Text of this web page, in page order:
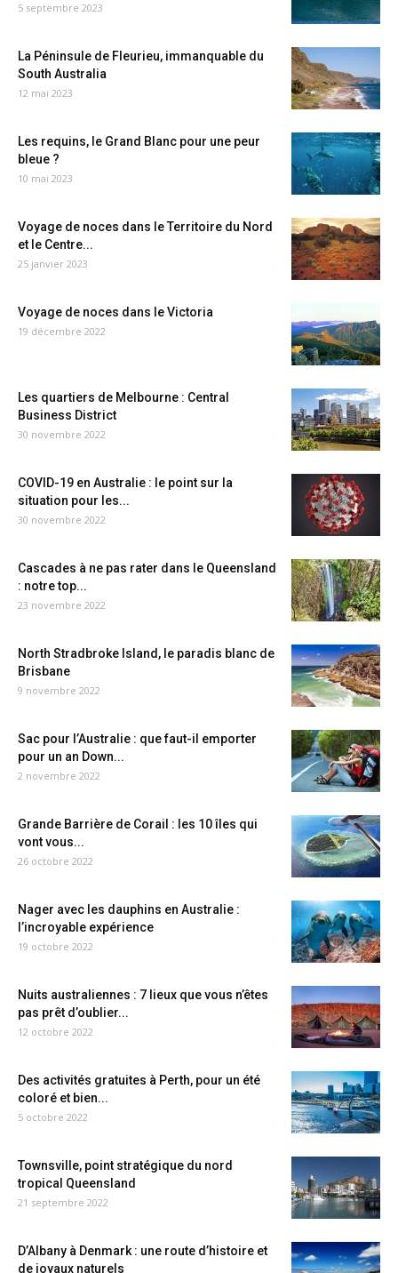
5 septembre 2023
La Péninsule de Fleurieu, immanquable du
South Australia
12 mai 2023
Les requins, le Grand Blanc pour une peur
bleue ?
10 mai 2023
Voyage de noces dans le Territoire du Nord
et le Centre...
25 janvier 2023
Voyage de noces dans le Victoria
19 décembre 2022
Les quartiers de Melbourne : Central
Business District
30 novembre 2022
COVID-19 en Australie : le point sur la
situation pour les...
30 novembre 2022
Cascades à ne pas rater dans le Queensland
: notre top...
23 novembre 2022
North Stradbroke Island, le paradis blanc de
Brisbane
9 novembre 2022
Sac pour l’Australie : que faut-il emporter
pour un an Down...
2 novembre 2022
Grande Barrière de Corail : les 10 îles qui
vont vous...
26 octobre 2022
Nager avec les dauphins en Australie :
l’incroyable expérience
19 octobre 2022
Nuits australiennes : 7 lieux que vous n’êtes
pas prêt d’oublier...
12 octobre 2022
Des activités gratuites à Perth, pour un été
coloré et bien...
5 octobre 2022
Townsville, point stratégique du nord
tropical Queensland
21 septembre 2022
D’Albany à Denmark : une route d’histoire et
de joyaux naturels